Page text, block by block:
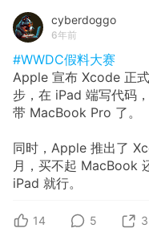
cyberdoggo
6年前
#WWDC假料大赛
Apple 宣布 Xcode 正
步，在 iPad 端写代码
带 MacBook Pro 了。
同时，Apple 推出了
月，买不起 MacBook
iPad 就行。
14 5 3